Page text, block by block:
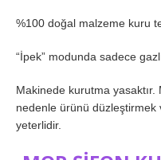
%100 doğal malzeme kuru
“İpek” modunda sadece
Makinede kurutma
nedenle ürünü düzleştirmek
yeterlidir.